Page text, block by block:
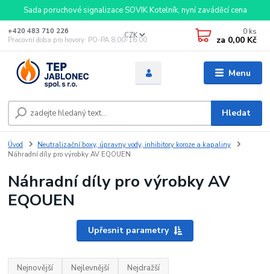
Sada poruchové signalizace SOVIK Kotelník, nyní zaváděcí cena
Menu
CZK
Hledat
+420 483 710 226
Pracovní doba pro hovory: PO-PA 8,00-16,00
0 ks
za 0,00 Kč
Úvod
Neutralizační boxy, úpravny vody, inhibitory koroze a kapaliny
Náhradní díly pro výrobky AV EQOUEN
Náhradní díly pro výrobky AV
EQOUEN
Upřesnit parametry
Nejnovější Nejlevnější Nejdražší